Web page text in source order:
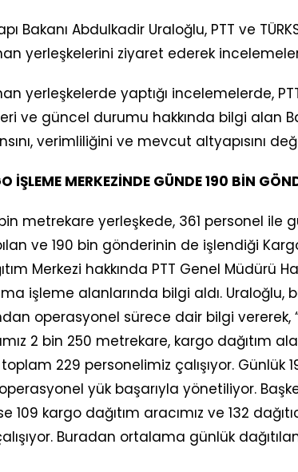
Bakanı Abdulkadir Uraloğlu, PTT ve
yerleşkelerini ziyaret ederek
yerleşkelerde yaptığı incelemelerde, PTT
ve güncel durumu hakkında bilgi alan
verimliliğini ve mevcut altyapısını
İŞLEME MERKEZİNDE GÜNDE 190 BİN
metrekare yerleşkede, 361 personel ile
ve 190 bin gönderinin de işlendiği
Merkezi hakkında PTT Genel Müdürü
işleme alanlarında bilgi aldı. Uraloğlu,
operasyonel sürece dair bilgi vererek,
2 bin 250 metrekare, kargo dağıtım
229 personelimiz çalışıyor. Günlük
yük başarıyla yönetiliyor.
kargo dağıtım aracımız ve 132
Buradan ortalama günlük